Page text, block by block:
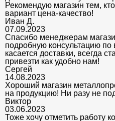
Рекомендую магазин тем,
вариант цена-качество!
Иван Д.
07.09.2023
Спасибо менеджерам
подробную консультацию
касается доставки, всегда
привезти как удобно нам!
Сергей
14.08.2023
Хороший магазин
на продукцию! Ни разу не
Виктор
03.06.2023
Тоже хочу отметить работу